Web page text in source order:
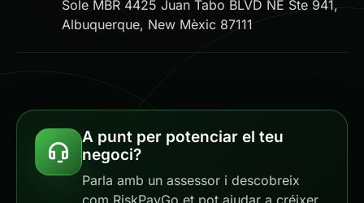
Sole MBR 4425 Juan Tabo BLVD NE Ste 941,
Albuquerque, New Mèxic 87111
A punt per potenciar el teu
negoci?
Parla amb un assessor i descobreix
com RiskPayGo et pot ajudar a créixer.